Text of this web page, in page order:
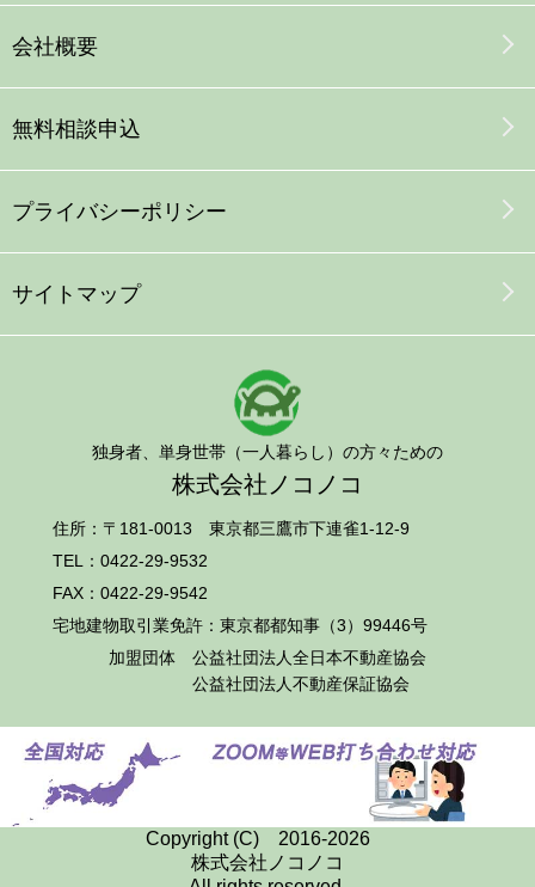
会社概要
無料相談申込
プライバシーポリシー
サイトマップ
独身者、単身世帯（一人暮らし）の方々ための
株式会社ノコノコ
住所：〒181-0013 東京都三鷹市下連雀1-12-9
TEL： 0422-29-9532
FAX：0422-29-9542
宅地建物取引業免許：東京都都知事（3）99446号
加盟団体
公益社団法人全日本不動産協会
公益社団法人不動産保証協会
Copyright (C) 2016-2026
株式会社ノコノコ